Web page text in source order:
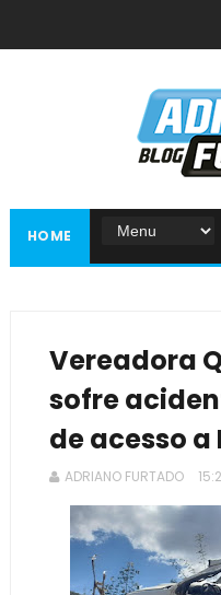
HOME
Vereadora
sofre
de acesso a
ADRIANO FURTADO